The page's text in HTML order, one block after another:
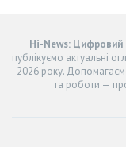
Hi-News: Цифровий
публікуємо актуальні
2026 року.
та роботи —